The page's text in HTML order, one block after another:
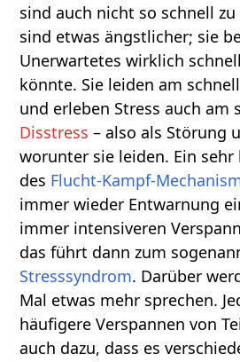
sind auch nicht so schnell
sind etwas ängstlicher; sie
Unerwartetes wirklich
könnte. Sie leiden am
und erleben Stress auch am
Disstress – also als Störung
worunter sie leiden. Ein
des Flucht-Kampf-
immer wieder Entwarnung
immer intensiveren
das führt dann zum
Stresssyndrom. Darüber
Mal etwas mehr sprechen.
häufigere Verspannen von
auch dazu, dass es